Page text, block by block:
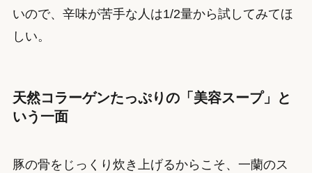
いので、辛味が苦手な人は1/2量から試してみてほ
しい。
天然コラーゲンたっぷりの「美容スープ」と
いう一面
豚の骨をじっくり炊き上げるからこそ、一蘭のス